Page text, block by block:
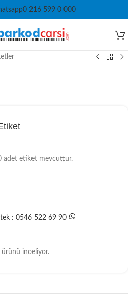
0 216 599 0 000
adet etiket mevcuttur.
: 0546 522 69 90
ürünü inceliyor.